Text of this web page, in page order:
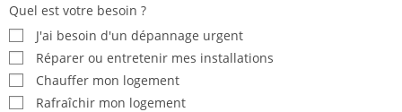
Quel est votre besoin ?
J'ai besoin d'un dépannage urgent
Réparer ou entretenir mes installations
Chauffer mon logement
Rafraîchir mon logement